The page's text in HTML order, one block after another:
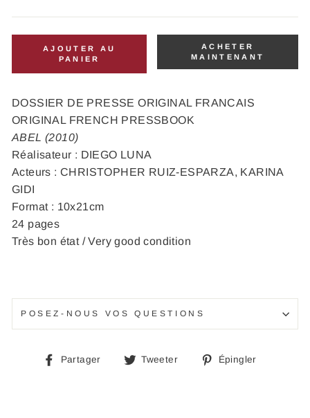
AJOUTER AU
PANIER
ACHETER
MAINTENANT
DOSSIER DE PRESSE ORIGINAL FRANCAIS
ORIGINAL FRENCH PRESSBOOK
ABEL (2010)
Réalisateur : DIEGO LUNA
Acteurs : CHRISTOPHER RUIZ-ESPARZA, KARINA
GIDI
Format : 10x21cm
24 pages
Très bon état / Very good condition
POSEZ-NOUS VOS QUESTIONS
Partager
PartagerTweeter
TweeterÉpingler